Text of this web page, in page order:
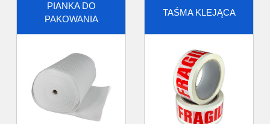
PIANKA DO
PAKOWANIA
TAŚMA KLEJĄCA